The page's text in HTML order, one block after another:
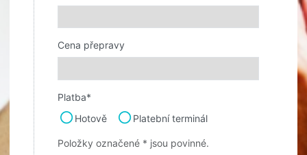
Cena přepravy
Platba*
Hotově
Platební terminál
Položky označené * jsou povinné.